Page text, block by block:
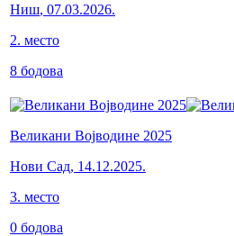
Ниш, 07.03.2026.
2. место
8 бодова
Великани Војводине 2025
Нови Сад, 14.12.2025.
3. место
0 бодова